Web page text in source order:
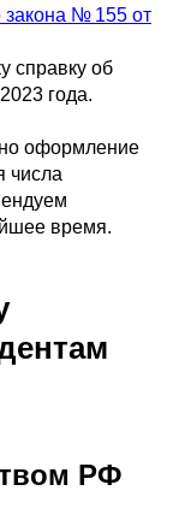
№ 155 от
справку об
года.
оформление
числа
время.
РФ